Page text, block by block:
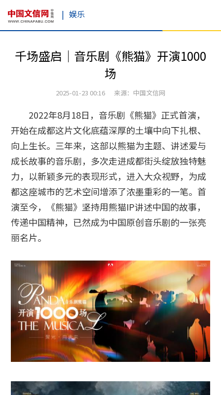
| 娱乐
千场盛启｜音乐剧《熊猫》开演1000
场
2025-01-23 00:16 来源：中国文信网
2022年8月18日，音乐剧《熊猫》正式首演，
开始在成都这片文化底蕴深厚的土壤中向下扎根、
向上生长。三年来，这部以熊猫为主题、讲述爱与
成长故事的音乐剧，多次走进成都街头绽放独特魅
力，以新颖多元的表现形式，进入大众视野，为成
都这座城市的艺术空间增添了浓墨重彩的一笔。首
演至今，《熊猫》坚持用熊猫IP讲述中国的故事，
传递中国精神，已然成为中国原创音乐剧的一张亮
丽名片。